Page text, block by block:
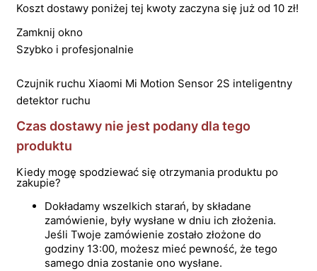
Koszt dostawy poniżej tej kwoty zaczyna się już od 10 zł!
Zamknij okno
Szybko i profesjonalnie
Czujnik ruchu Xiaomi Mi Motion Sensor 2S inteligentny
detektor ruchu
Czas dostawy nie jest podany dla tego
produktu
Kiedy mogę spodziewać się otrzymania produktu po
zakupie?
Dokładamy wszelkich starań, by składane
zamówienie, były wysłane w dniu ich złożenia.
Jeśli Twoje zamówienie zostało złożone do
godziny 13:00, możesz mieć pewność, że tego
samego dnia zostanie ono wysłane.